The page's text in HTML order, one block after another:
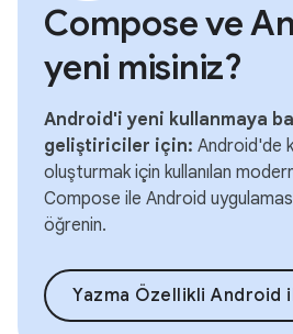
Compose ve
yeni misiniz?
Android'i yeni kullanmaya
geliştiriciler için: Android'de
oluşturmak için kullanılan
Compose ile Android
öğrenin.
Yazma Özellikli Android ile